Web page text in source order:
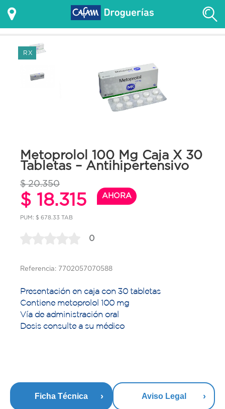
RX
Metoprolol 100 Mg Caja X 30
Tabletas – Antihipertensivo
$ 20.350
$ 18.315 AHORA
PUM: $ 678.33 TAB
0
Referencia: 7702057070588
Presentación en caja con 30 tabletas
Contiene metoprolol 100 mg
Vía de administración oral
Dosis consulte a su médico
Ficha Técnica Aviso Legal